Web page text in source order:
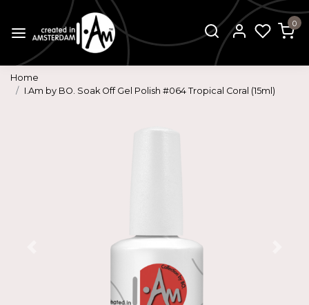
0
Home
I.Am by BO. Soak Off Gel Polish #064 Tropical Coral (15ml)